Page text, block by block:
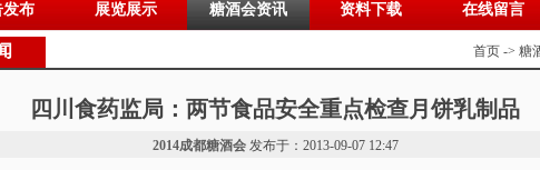
发布 展览展示 糖酒会资讯 资料下载 在线留言
首页 -> 糖
四川食药监局：两节食品安全重点检查月饼乳制品
2014成都糖酒会发布于：2013-09-07 12:47